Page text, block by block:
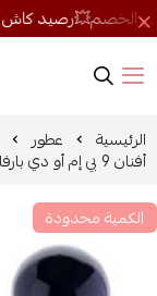
الرئيسية عطور
أفنان 9 بي إم أو دي بارفان 100 مل
الكمية محدودة